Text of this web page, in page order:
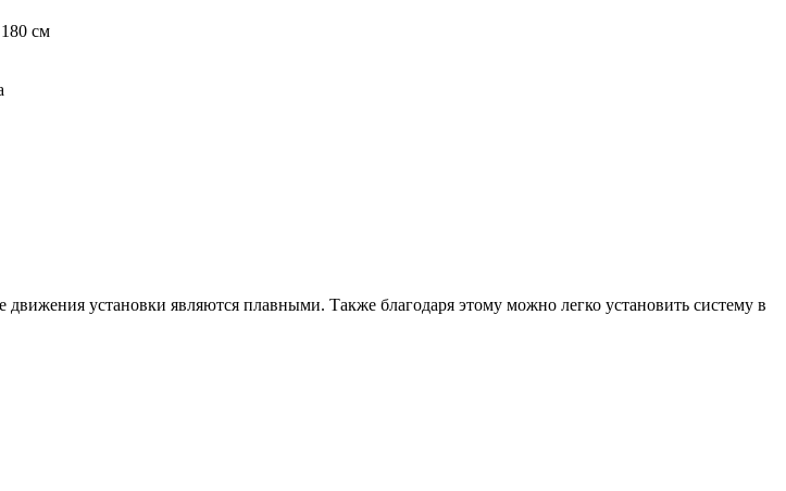
см
установки являются плавными. Также благодаря этому можно легко установить систему в